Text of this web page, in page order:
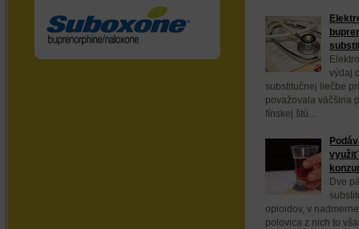
výdaj
substitučnej liečbe
považovala väčšina
fínskej štú...
využiť
Dve
opioidov, v
polovica z nich to